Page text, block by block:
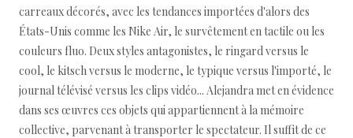
carreaux décorés, avec les tendances importées d'alors des
États-Unis comme les Nike Air, le survêtement en tactile ou les
couleurs fluo. Deux styles antagonistes, le ringard versus le
cool, le kitsch versus le moderne, le typique versus l'importé, le
journal télévisé versus les clips vidéo... Alejandra met en évidence
dans ses œuvres ces objets qui appartiennent à la mémoire
collective, parvenant à transporter le spectateur. Il suffit de ce